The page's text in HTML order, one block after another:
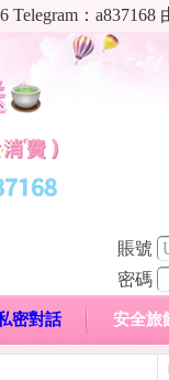
：
賬號
密碼
密對話 安全旅